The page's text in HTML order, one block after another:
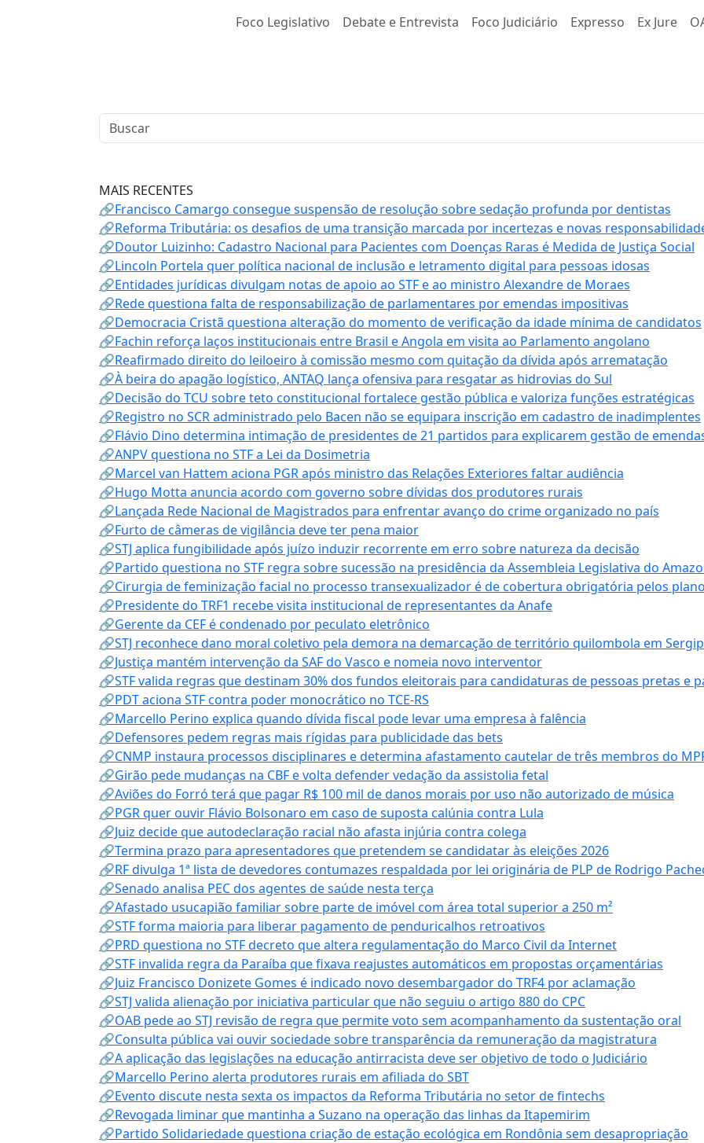
Foco Legislativo Debate e Entrevista Foco Judiciário Expresso Ex Jure
MAIS RECENTES
🔗Francisco Camargo consegue suspensão de resolução sobre sedação profunda por dentistas
🔗Reforma Tributária: os desafios de uma transição marcada por incertezas e novas
🔗Doutor Luizinho: Cadastro Nacional para Pacientes com Doenças Raras é Medida de Justiça Social
🔗Lincoln Portela quer política nacional de inclusão e letramento digital para pessoas idosas
🔗Entidades jurídicas divulgam notas de apoio ao STF e ao ministro Alexandre de Moraes
🔗Rede questiona falta de responsabilização de parlamentares por emendas impositivas
🔗Democracia Cristã questiona alteração do momento de verificação da idade mínima de candidatos
🔗Fachin reforça laços institucionais entre Brasil e Angola em visita ao Parlamento angolano
🔗Reafirmado direito do leiloeiro à comissão mesmo com quitação da dívida após arrematação
🔗À beira do apagão logístico, ANTAQ lança ofensiva para resgatar as hidrovias do Sul
🔗Decisão do TCU sobre teto constitucional fortalece gestão pública e valoriza funções estratégicas
🔗Registro no SCR administrado pelo Bacen não se equipara inscrição em cadastro de inadimplentes
🔗Flávio Dino determina intimação de presidentes de 21 partidos para explicarem gestão de
🔗ANPV questiona no STF a Lei da Dosimetria
🔗Marcel van Hattem aciona PGR após ministro das Relações Exteriores faltar audiência
🔗Hugo Motta anuncia acordo com governo sobre dívidas dos produtores rurais
🔗Lançada Rede Nacional de Magistrados para enfrentar avanço do crime organizado no país
🔗Furto de câmeras de vigilância deve ter pena maior
🔗STJ aplica fungibilidade após juízo induzir recorrente em erro sobre natureza da decisão
🔗Partido questiona no STF regra sobre sucessão na presidência da Assembleia Legislativa do
🔗Cirurgia de feminização facial no processo transexualizador é de cobertura obrigatória pelos
🔗Presidente do TRF1 recebe visita institucional de representantes da Anafe
🔗Gerente da CEF é condenado por peculato eletrônico
🔗STJ reconhece dano moral coletivo pela demora na demarcação de território quilombola em
🔗Justiça mantém intervenção da SAF do Vasco e nomeia novo interventor
🔗STF valida regras que destinam 30% dos fundos eleitorais para candidaturas de pessoas pretas e
🔗PDT aciona STF contra poder monocrático no TCE-RS
🔗Marcello Perino explica quando dívida fiscal pode levar uma empresa à falência
🔗Defensores pedem regras mais rígidas para publicidade das bets
🔗CNMP instaura processos disciplinares e determina afastamento cautelar de três membros do
🔗Girão pede mudanças na CBF e volta defender vedação da assistolia fetal
🔗Aviões do Forró terá que pagar R$ 100 mil de danos morais por uso não autorizado de música
🔗PGR quer ouvir Flávio Bolsonaro em caso de suposta calúnia contra Lula
🔗Juiz decide que autodeclaração racial não afasta injúria contra colega
🔗Termina prazo para apresentadores que pretendem se candidatar às eleições 2026
🔗RF divulga 1ª lista de devedores contumazes respaldada por lei originária de PLP de Rodrigo
🔗Senado analisa PEC dos agentes de saúde nesta terça
🔗Afastado usucapião familiar sobre parte de imóvel com área total superior a 250 m²
🔗STF forma maioria para liberar pagamento de penduricalhos retroativos
🔗PRD questiona no STF decreto que altera regulamentação do Marco Civil da Internet
🔗STF invalida regra da Paraíba que fixava reajustes automáticos em propostas orçamentárias
🔗Juiz Francisco Donizete Gomes é indicado novo desembargador do TRF4 por aclamação
🔗STJ valida alienação por iniciativa particular que não seguiu o artigo 880 do CPC
🔗OAB pede ao STJ revisão de regra que permite voto sem acompanhamento da sustentação oral
🔗Consulta pública vai ouvir sociedade sobre transparência da remuneração da magistratura
🔗A aplicação das legislações na educação antirracista deve ser objetivo de todo o Judiciário
🔗Marcello Perino alerta produtores rurais em afiliada do SBT
🔗Evento discute nesta sexta os impactos da Reforma Tributária no setor de fintechs
🔗Revogada liminar que mantinha a Suzano na operação das linhas da Itapemirim
🔗Partido Solidariedade questiona criação de estação ecológica em Rondônia sem desapropriação